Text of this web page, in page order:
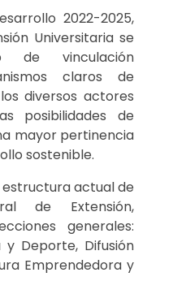
2022-2025,
Universitaria se
de vinculación
claros de
diversos actores
posibilidades de
mayor pertinencia
sostenible.
actual de
de Extensión,
generales:
y Deporte, Difusión
Emprendedora y